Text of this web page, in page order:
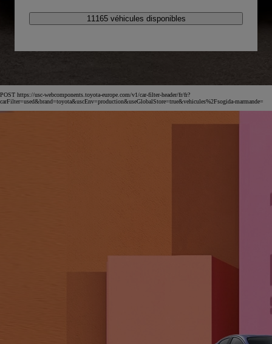
11165 véhicules disponibles
POST https://usc-webcomponents.toyota-europe.com/v1/car-filter-header/fr/fr?
carFilter=used&brand=toyota&uscEnv=production&useGlobalStore=true&vehicules%2Fsogida-marmande=